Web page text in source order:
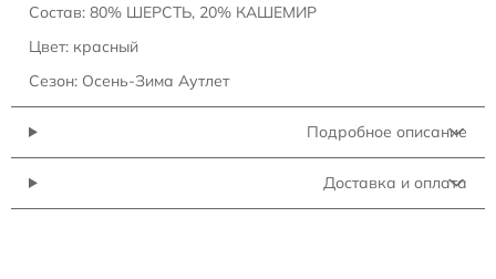
Состав: 80% ШЕРСТЬ, 20% КАШЕМИР
Цвет: красный
Сезон: Осень-Зима Аутлет
Подробное описание
Доставка и оплата